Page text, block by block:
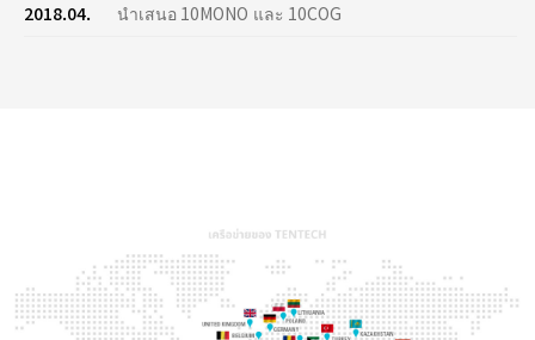
2018.04. นำเสนอ 10MONO และ 10COG